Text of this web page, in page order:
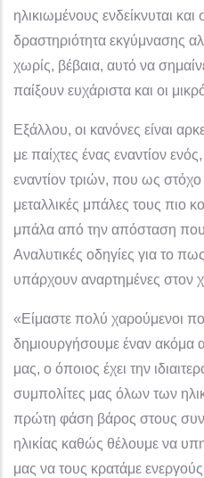
ηλικιωμένους ενδείκνυται
δραστηριότητα εκγύμνασης
χωρίς, βέβαια, αυτό να
παίξουν ευχάριστα και οι
Εξάλλου, οι κανόνες είναι
με παίχτες ένας εναντίον
εναντίον τριών, που ως στόχο
μεταλλικές μπάλες τους πιο
μπάλα από την απόσταση που
Αναλυτικές οδηγίες για το
υπάρχουν αναρτημένες στον
«Είμαστε πολύ χαρούμενοι
δημιουργήσουμε έναν ακόμα
μας, ο όποιος έχει την
συμπολίτες μας όλων των
πρώτη φάση βάρος στους
ηλικίας καθώς θέλουμε να
μας να τους κρατάμε